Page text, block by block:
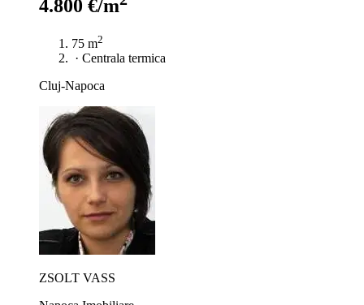
4.800 €/m
75 m2
· Centrala termica
Cluj-Napoca
ZSOLT VASS